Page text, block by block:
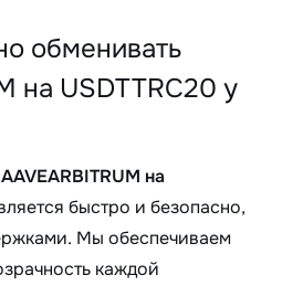
обменивать
на USDTTRC20 у
AAVEARBITRUM на
быстро и безопасно,
Мы обеспечиваем
каждой